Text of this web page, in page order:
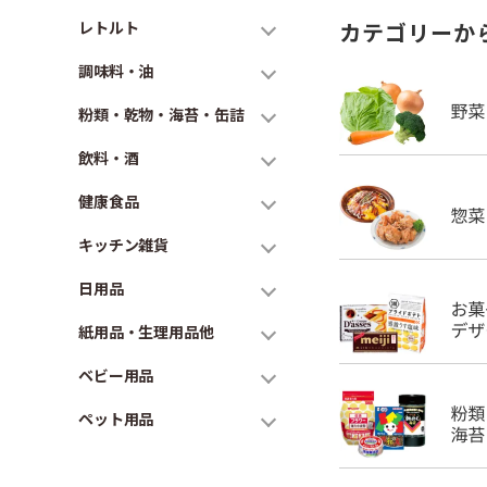
レトルト
調味料・油
粉類・乾物・海苔・缶詰
飲料・酒
健康食品
キッチン雑貨
日用品
紙用品・生理用品他
ベビー用品
ペット用品
カテゴリーか